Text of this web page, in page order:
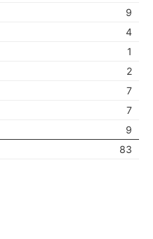
9
4
1
2
7
7
9
83